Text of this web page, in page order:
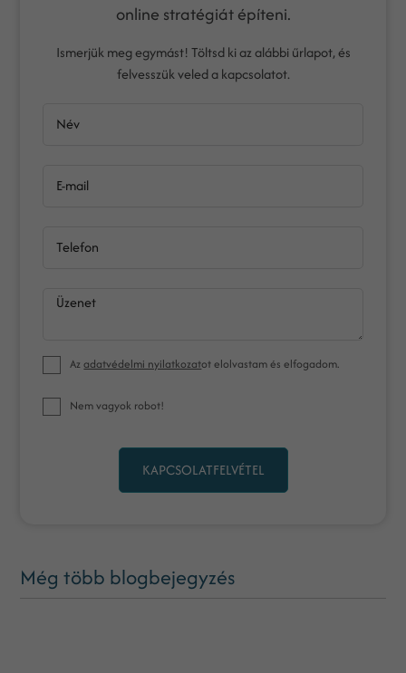
online stratégiát építeni.
Ismerjük meg egymást! Töltsd ki az alábbi űrlapot, és
felvesszük veled a kapcsolatot.
Név
E-mail
Telefon
Üzenet
Azadatvédelmi nyilatkozatot elolvastam és elfogadom.
Nem vagyok robot!
KAPCSOLATFELVÉTEL
Még több blogbejegyzés